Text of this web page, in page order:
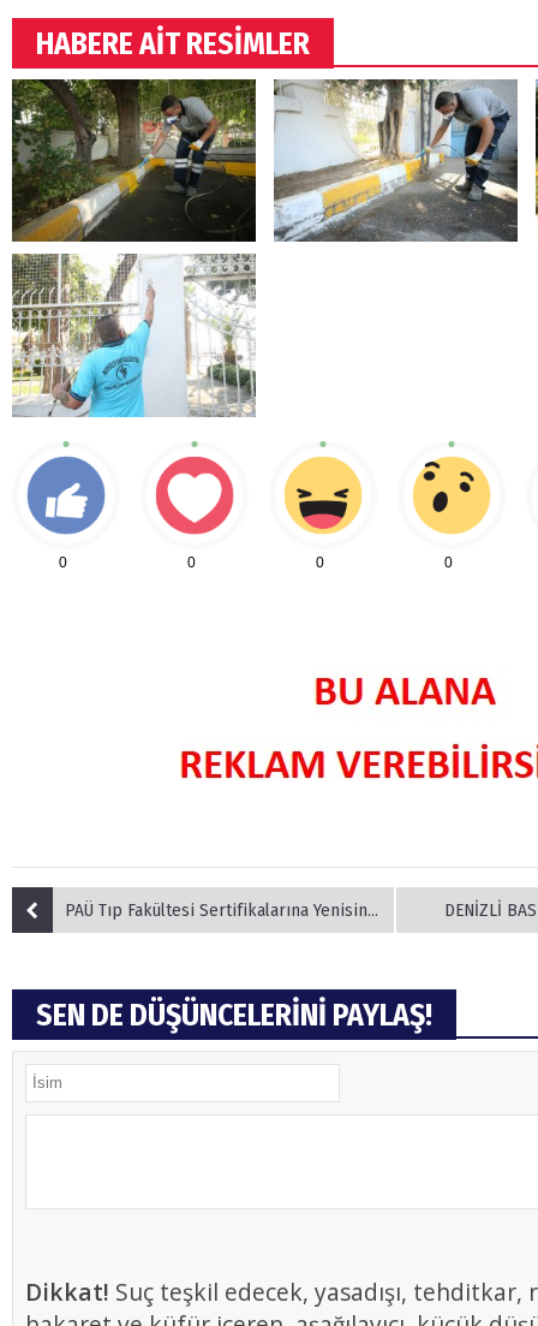
HABERE AİT RESİMLER
0 0 0 0
PAÜ Tıp Fakültesi Sertifikalarına Yenisini Ekledi DENİZLİ
SEN DE DÜŞÜNCELERİNİ PAYLAŞ!
Dikkat! Suç teşkil edecek, yasadışı, tehditkar,